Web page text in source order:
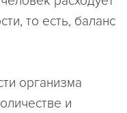
то есть, баланс
организма
и